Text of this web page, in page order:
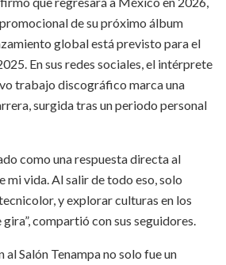
de su próximo álbum
global está previsto para el
En sus redes sociales, el intérprete
trabajo discográfico marca una
surgida tras un periodo personal
como una respuesta directa al
mi vida. Al salir de todo eso, solo
y explorar culturas en los
compartió con sus seguidores.
al Salón Tenampa no solo fue un